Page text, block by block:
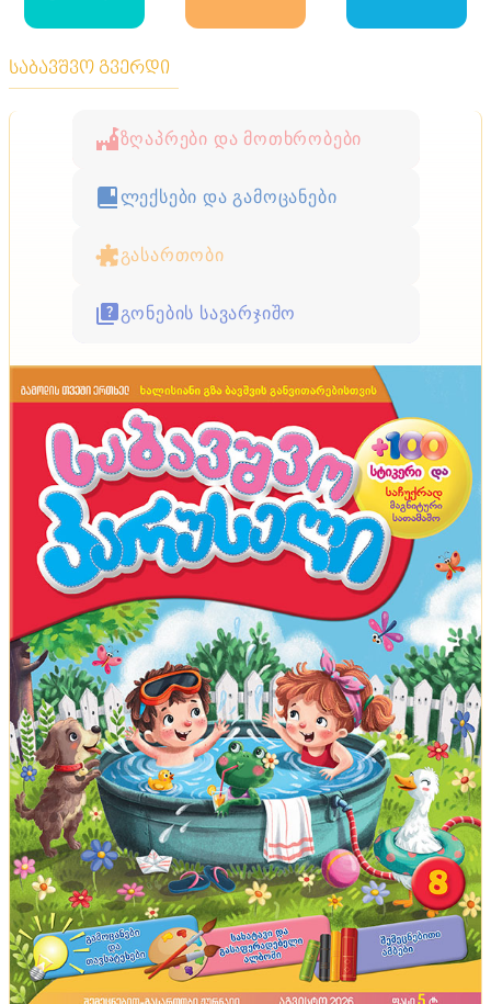
საბავშვო გვერდი
ზღაპრები და მოთხრობები
ლექსები და გამოცანები
გასართობი
გონების სავარჯიშო